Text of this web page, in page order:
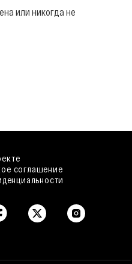
или никогда не
соглашение